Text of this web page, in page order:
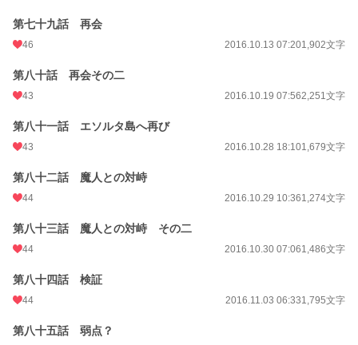
第七十九話 再会
46 2016.10.13 07:201,902文字
第八十話 再会その二
43 2016.10.19 07:562,251文字
第八十一話 エソルタ島へ再び
43 2016.10.28 18:101,679文字
第八十二話 魔人との対峙
44 2016.10.29 10:361,274文字
第八十三話 魔人との対峙 その二
44 2016.10.30 07:061,486文字
第八十四話 検証
44 2016.11.03 06:331,795文字
第八十五話 弱点？